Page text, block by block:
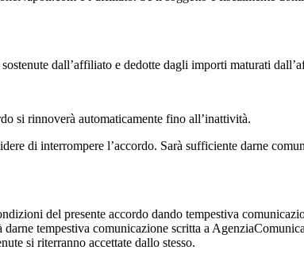
dall’affiliato e dedotte dagli importi maturati
si rinnoverà automaticamente fino all’inattività.
di interrompere l’accordo. Sarà sufficiente darne
del presente accordo dando tempestiva
tempestiva comunicazione scritta a
si riterranno accettate dallo stesso.